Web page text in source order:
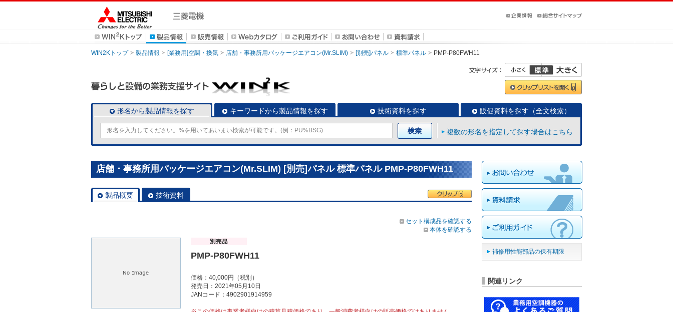
WIN2Kトップ 製品情報 [業務用]空調・換気 店舗・事務所用パッケージエアコン(Mr.SLIM) [別売]パネル 標準パネル PMP-P80FWH11
形名から製品情報を探す キーワードから製品情報を探す 技術資料を探す 販促資料を探す（全文検索）
複数の形名を指定して探す場合はこちら
店舗・事務所用パッケージエアコン(Mr.SLIM) [別売]パネル 標準パネル PMP-P80FWH11
製品概要 技術資料
セット構成品を確認する
本体を確認する
PMP-P80FWH11
価格：40,000円（税別）
発売日：2021年05月10日
JANコード：4902901914959
補修用性能部品の保有期限
関連リンク